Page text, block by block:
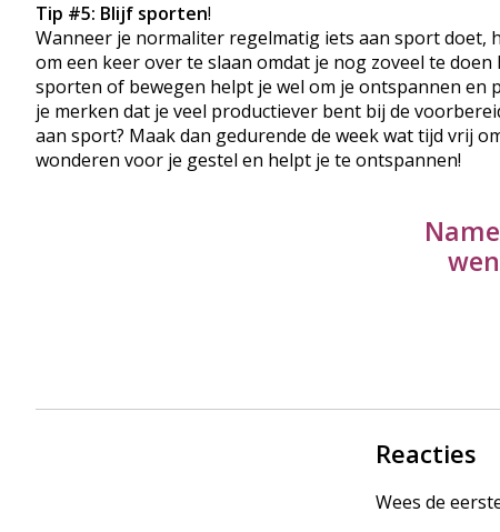
Tip #5: Blijf sporten!
Wanneer je normaliter regelmatig iets aan sport doet,
om een keer over te slaan omdat je nog zoveel te
sporten of bewegen helpt je wel om je ontspannen en
je merken dat je veel productiever bent bij de
aan sport? Maak dan gedurende de week wat tijd vrij
wonderen voor je gestel en helpt je te ontspannen!
Reacties
Wees de